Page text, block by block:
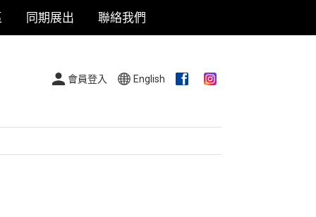
同期展出 聯絡我們
會員登入 English